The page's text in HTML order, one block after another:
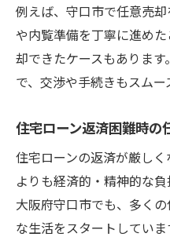
任意売却に強い
イント
査定から債権者交渉
任意売却のステ
査定から債権者
は
任意売却で押さ
守口市での任意
例えば、守口市で任意売
や内覧準備を丁寧に進め
却できたケースもありま
で、交渉や手続きもスムー
住宅ローン返済困難時の
住宅ローンの返済が厳し
よりも経済的・精神的な負
大阪府守口市でも、多く
な生活をスタートしていま